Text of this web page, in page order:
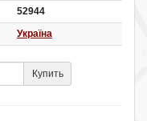
52944
Україна
Купить